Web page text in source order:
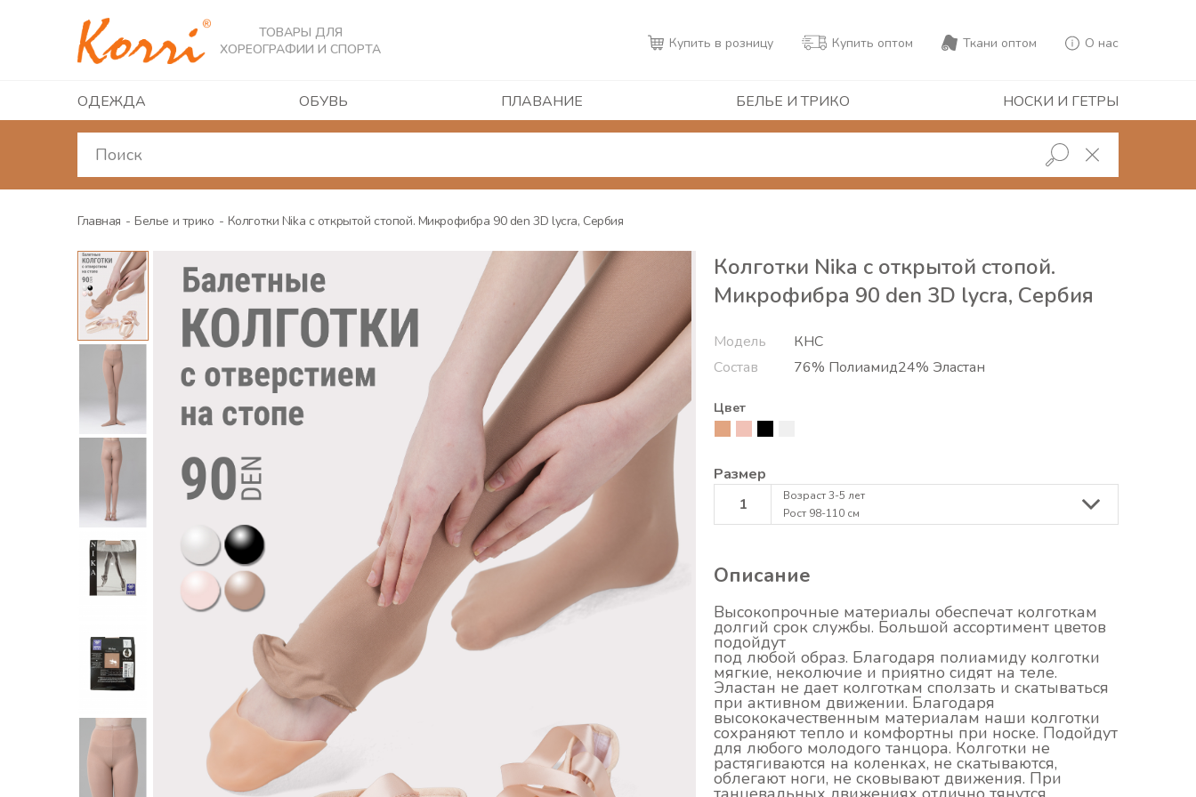
ТОВАРЫ ДЛЯ
ХОРЕОГРАФИИ И СПОРТА
Купить в розницу Купить оптом Ткани оптом О нас
ОДЕЖДА ОБУВЬ ПЛАВАНИЕ БЕЛЬЕ И ТРИКО НОСКИ И ГЕТРЫ
Главная Белье и трико Колготки Nika с открытой стопой. Микрофибра 90 den 3D lycra, Сербия
Колготки Nika с открытой стопой.
Микрофибра 90 den 3D lycra, Сербия
Модель
КНС
Состав
76% Полиамид24% Эластан
Цвет
Размер
1
Возраст 3-5 лет
Рост 98-110 см
Описание
Высокопрочные материалы обеспечат колготкам
долгий срок службы. Большой ассортимент цветов
подойдут
под любой образ. Благодаря полиамиду колготки
мягкие, неколючие и приятно сидят на теле.
Эластан не дает колготкам сползать и скатываться
при активном движении. Благодаря
высококачественным материалам наши колготки
сохраняют тепло и комфортны при носке. Подойдут
для любого молодого танцора. Колготки не
растягиваются на коленках, не скатываются,
облегают ноги, не сковывают движения. При